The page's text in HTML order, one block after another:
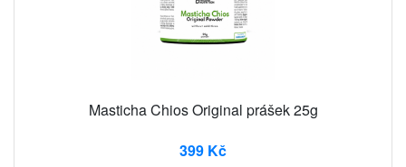
Masticha Chios Original prášek 25g
399 Kč